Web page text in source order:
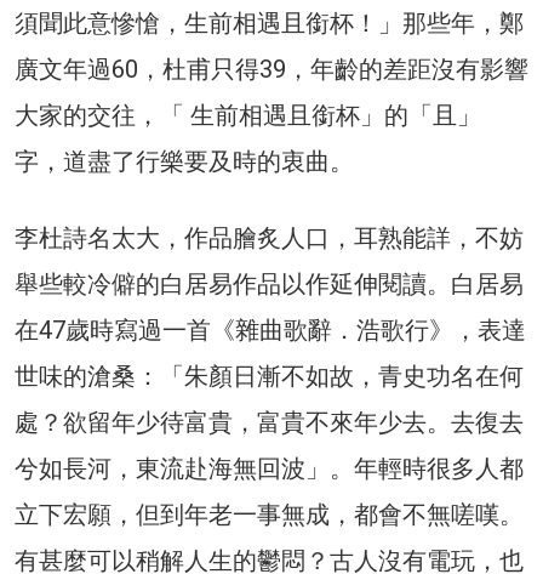
須聞此意慘愴，生前相遇且銜杯！」那些年，鄭
廣文年過60，杜甫只得39，年齡的差距沒有影響
大家的交往，「 生前相遇且銜杯」的「且」
字，道盡了行樂要及時的衷曲。
李杜詩名太大，作品膾炙人口，耳熟能詳，不妨
舉些較冷僻的白居易作品以作延伸閱讀。白居易
在47歲時寫過一首《雜曲歌辭．浩歌行》，表達
世味的滄桑：「朱顏日漸不如故，青史功名在何
處？欲留年少待富貴，富貴不來年少去。去復去
兮如長河，東流赴海無回波」。年輕時很多人都
立下宏願，但到年老一事無成，都會不無嗟嘆。
有甚麼可以稍解人生的鬱悶？古人沒有電玩，也